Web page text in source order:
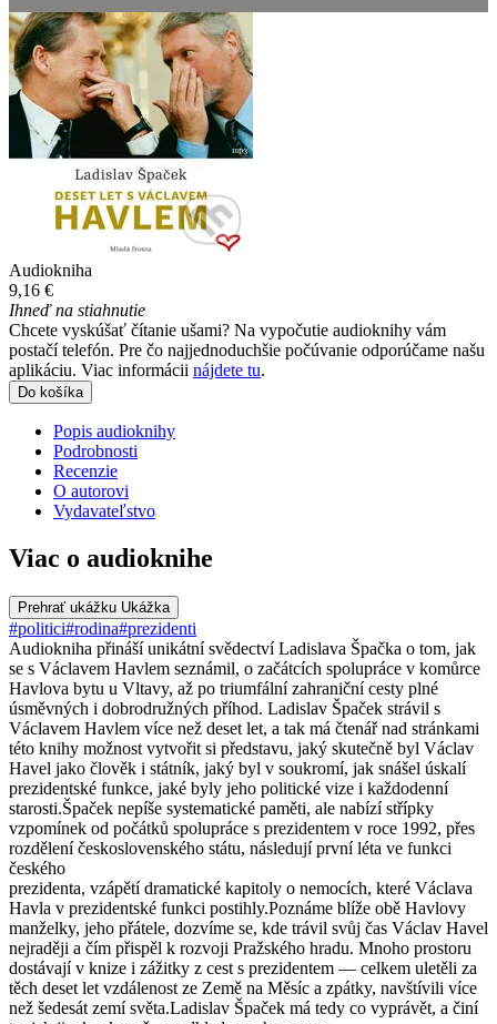
Audiokniha
9,16 €
Ihneď na stiahnutie
Chcete vyskúšať čítanie ušami? Na vypočutie audioknihy vám
postačí telefón. Pre čo najjednoduchšie počúvanie odporúčame našu
aplikáciu. Viac informácii nájdete tu.
Do košíka
Popis audioknihy
Podrobnosti
Recenzie
O autorovi
Vydavateľstvo
Viac o audioknihe
Prehrať ukážku Ukážka
#politici#rodina#prezidenti
Audiokniha přináší unikátní svědectví Ladislava Špačka o tom, jak
se s Václavem Havlem seznámil, o začátcích spolupráce v komůrce
Havlova bytu u Vltavy, až po triumfální zahraniční cesty plné
úsměvných i dobrodružných příhod. Ladislav Špaček strávil s
Václavem Havlem více než deset let, a tak má čtenář nad stránkami
této knihy možnost vytvořit si představu, jaký skutečně byl Václav
Havel jako člověk i státník, jaký byl v soukromí, jak snášel úskalí
prezidentské funkce, jaké byly jeho politické vize i každodenní
starosti.Špaček nepíše systematické paměti, ale nabízí střípky
vzpomínek od počátků spolupráce s prezidentem v roce 1992, přes
rozdělení československého státu, následují první léta ve funkci
českého
prezidenta, vzápětí dramatické kapitoly o nemocích, které Václava
Havla v prezidentské funkci postihly.Poznáme blíže obě Havlovy
manželky, jeho přátele, dozvíme se, kde trávil svůj čas Václav Havel
nejraději a čím přispěl k rozvoji Pražského hradu. Mnoho prostoru
dostávají v knize i zážitky z cest s prezidentem — celkem uletěli za
těch deset let vzdálenost ze Země na Měsíc a zpátky, navštívili více
než šedesát zemí světa.Ladislav Špaček má tedy co vyprávět, a činí